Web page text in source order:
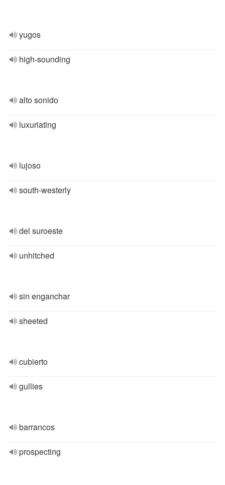
yugos
high-sounding
alto sonido
luxuriating
lujoso
south-westerly
del suroeste
unhitched
sin enganchar
sheeted
cubierto
gullies
barrancos
prospecting